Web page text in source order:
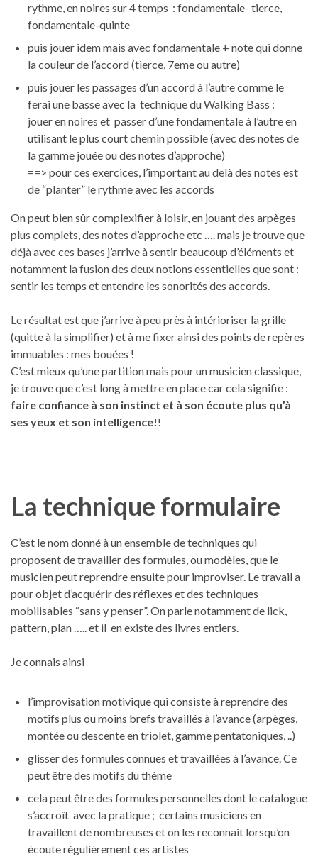
rythme, en noires sur 4 temps : fondamentale- tierce,
fondamentale-quinte
puis jouer idem mais avec fondamentale + note qui donne
la couleur de l’accord (tierce, 7eme ou autre)
puis jouer les passages d’un accord à l’autre comme le
ferai une basse avec la technique du Walking Bass :
jouer en noires et passer d’une fondamentale à l’autre en
utilisant le plus court chemin possible (avec des notes de
la gamme jouée ou des notes d’approche)
==> pour ces exercices, l’important au delà des notes est
de “planter” le rythme avec les accords
On peut bien sûr complexifier à loisir, en jouant des arpèges
plus complets, des notes d’approche etc …. mais je trouve que
déjà avec ces bases j’arrive à sentir beaucoup d’éléments et
notamment la fusion des deux notions essentielles que sont :
sentir les temps et entendre les sonorités des accords.
Le résultat est que j’arrive à peu près à intérioriser la grille
(quitte à la simplifier) et à me fixer ainsi des points de repères
immuables : mes bouées !
C’est mieux qu’une partition mais pour un musicien classique,
je trouve que c’est long à mettre en place car cela signifie :
faire confiance à son instinct et à son écoute plus qu’à
ses yeux et son intelligence!!
La technique formulaire
C’est le nom donné à un ensemble de techniques qui
proposent de travailler des formules, ou modèles, que le
musicien peut reprendre ensuite pour improviser. Le travail a
pour objet d’acquérir des réflexes et des techniques
mobilisables “sans y penser”. On parle notamment de lick,
pattern, plan ….. et il en existe des livres entiers.
Je connais ainsi
l’improvisation motivique qui consiste à reprendre des
motifs plus ou moins brefs travaillés à l’avance (arpèges,
montée ou descente en triolet, gamme pentatoniques, ..)
glisser des formules connues et travaillées à l’avance. Ce
peut être des motifs du thème
cela peut être des formules personnelles dont le catalogue
s’accroît avec la pratique ; certains musiciens en
travaillent de nombreuses et on les reconnait lorsqu’on
écoute régulièrement ces artistes